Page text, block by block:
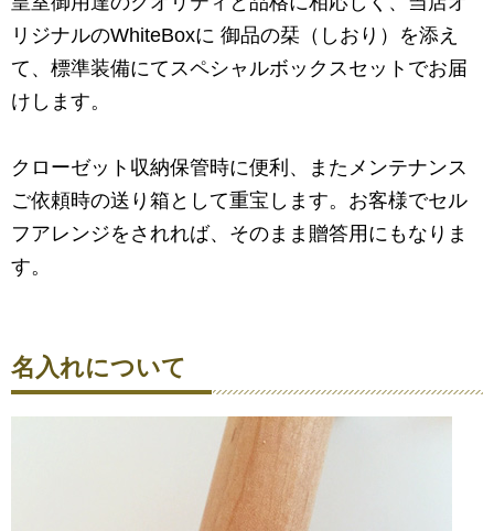
リジナルのWhiteBoxに 御品の栞（しおり）を添え
て、標準装備にてスペシャルボックスセットでお届
けします。
クローゼット収納保管時に便利、またメンテナンス
ご依頼時の送り箱として重宝します。お客様でセル
フアレンジをされれば、そのまま贈答用にもなりま
す。
名入れについて